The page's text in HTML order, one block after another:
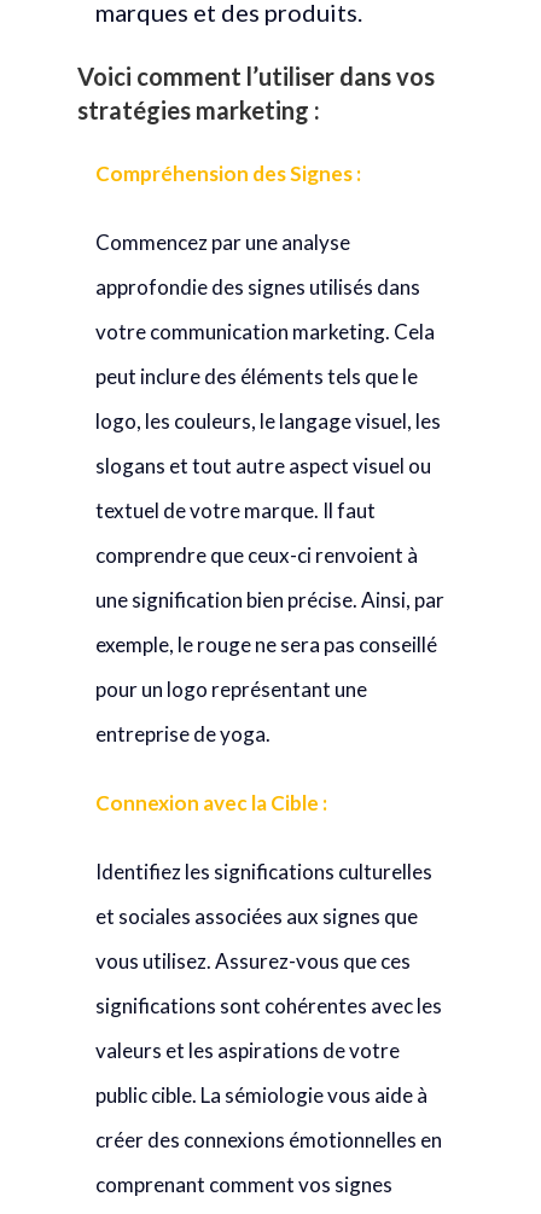
marques et des produits.
Voici comment l’utiliser dans vos
stratégies marketing :
Compréhension des Signes :
Commencez par une analyse
approfondie des signes utilisés dans
votre communication marketing. Cela
peut inclure des éléments tels que le
logo, les couleurs, le langage visuel, les
slogans et tout autre aspect visuel ou
textuel de votre marque. Il faut
comprendre que ceux-ci renvoient à
une signification bien précise. Ainsi, par
exemple, le rouge ne sera pas conseillé
pour un logo représentant une
entreprise de yoga.
Connexion avec la Cible :
Identifiez les significations culturelles
et sociales associées aux signes que
vous utilisez. Assurez-vous que ces
significations sont cohérentes avec les
valeurs et les aspirations de votre
public cible. La sémiologie vous aide à
créer des connexions émotionnelles en
comprenant comment vos signes